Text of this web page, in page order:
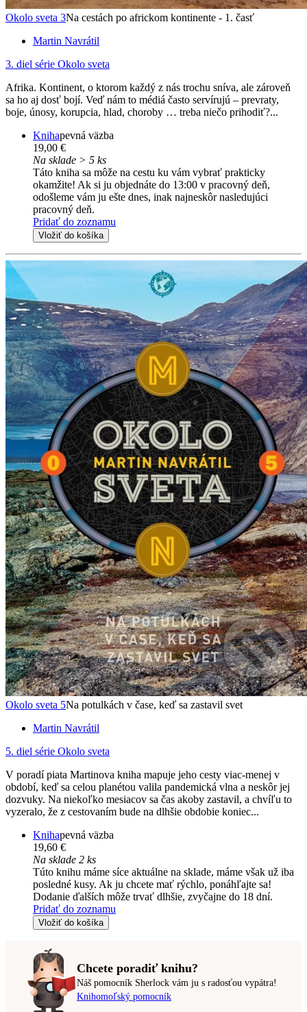
Okolo sveta 3Na cestách po africkom kontinente - 1. časť
Martin Navrátil
3. diel série Okolo sveta
Afrika. Kontinent, o ktorom každý z nás trochu sníva, ale zároveň
sa ho aj dosť bojí. Veď nám to médiá často servírujú – prevraty,
boje, únosy, korupcia, hlad, choroby … treba niečo prihodiť?...
Knihapevná väzba
19,00 €
Na sklade > 5 ks
Táto kniha sa môže na cestu ku vám vybrať prakticky
okamžite! Ak si ju objednáte do 13:00 v pracovný deň,
odošleme vám ju ešte dnes, inak najneskôr nasledujúci
pracovný deň.
Pridať do zoznamu
Vložiť do košíka
Okolo sveta 5Na potulkách v čase, keď sa zastavil svet
Martin Navrátil
5. diel série Okolo sveta
V poradí piata Martinova kniha mapuje jeho cesty viac-menej v
období, keď sa celou planétou valila pandemická vlna a neskôr jej
dozvuky. Na niekoľko mesiacov sa čas akoby zastavil, a chvíľu to
vyzeralo, že z cestovaním bude na dlhšie obdobie koniec...
Knihapevná väzba
19,60 €
Na sklade 2 ks
Túto knihu máme síce aktuálne na sklade, máme však už iba
posledné kusy. Ak ju chcete mať rýchlo, ponáhľajte sa!
Dodanie ďalších môže trvať dlhšie, zvyčajne do 18 dní.
Pridať do zoznamu
Vložiť do košíka
Chcete poradiť knihu?
Náš pomocník Sherlock vám ju s radosťou vypátra!
Knihomoľský pomocník